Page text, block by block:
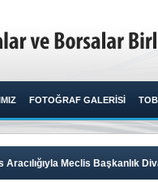
FOTOĞRAF GALERİSİ
Meclis Başkanlık